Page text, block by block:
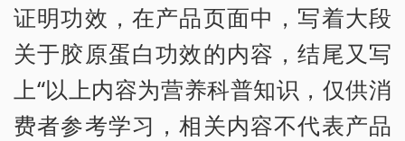
证明功效，在产品页面中，写着大段
关于胶原蛋白功效的内容，结尾又写
上“以上内容为营养科普知识，仅供消
费者参考学习，相关内容不代表产品